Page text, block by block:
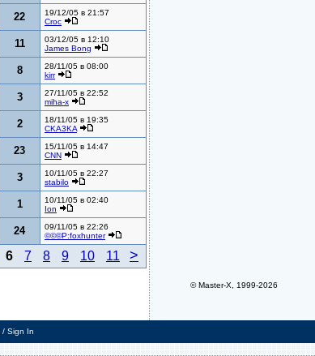
22
19/12/05 в 21:57
Croc
11
03/12/05 в 12:10
James Bong
8
28/11/05 в 08:00
kirr
3
27/11/05 в 22:52
miha-x
2
18/11/05 в 19:35
CKA3KA
23
15/11/05 в 14:47
CNN
3
10/11/05 в 22:27
stabilo
1
10/11/05 в 02:40
Ion
24
09/11/05 в 22:26
©©©P:foxhunter
6 7 8 9 10 11 >
© Master-X, 1999-2026
/ Sign In